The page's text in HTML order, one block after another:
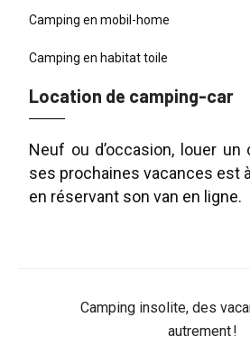
Camping en mobil-home
Camping en habitat toile
Location de camping-car
Neuf ou d’occasion, louer un
ses prochaines vacances est
en réservant son van en ligne.
Camping insolite, des
autrement !